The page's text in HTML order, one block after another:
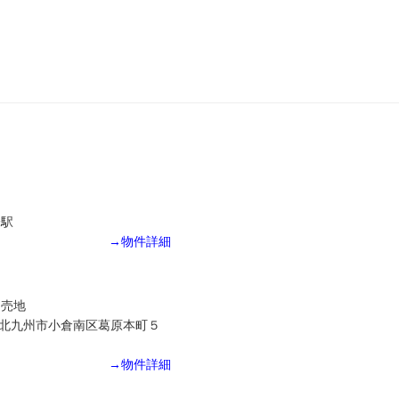
→物件詳細
地
九州市小倉南区葛原本町５
→物件詳細